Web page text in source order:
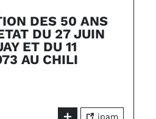
DES 50 ANS
DU 27 JUIN
ET DU 11
AU CHILI
ipam